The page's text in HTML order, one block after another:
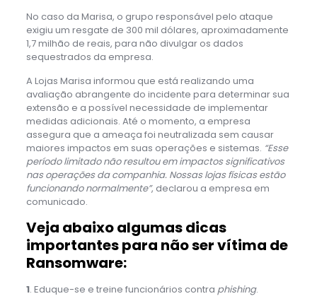
No caso da Marisa, o grupo responsável pelo ataque
exigiu um resgate de 300 mil dólares, aproximadamente
1,7 milhão de reais, para não divulgar os dados
sequestrados da empresa.
A Lojas Marisa informou que está realizando uma
avaliação abrangente do incidente para determinar sua
extensão e a possível necessidade de implementar
medidas adicionais. Até o momento, a empresa
assegura que a ameaça foi neutralizada sem causar
maiores impactos em suas operações e sistemas. “Esse
período limitado não resultou em impactos significativos
nas operações da companhia. Nossas lojas físicas estão
funcionando normalmente”, declarou a empresa em
comunicado.
Veja abaixo algumas dicas
importantes para não ser vítima de
Ransomware:
1. Eduque-se e treine funcionários contra phishing.